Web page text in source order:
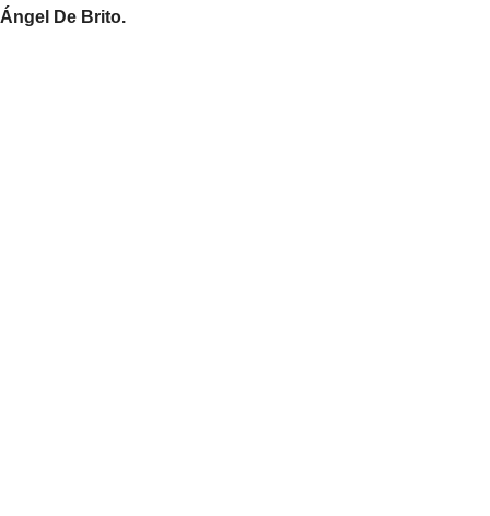
Ángel De Brito.